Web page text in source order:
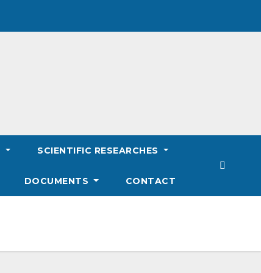
SCIENTIFIC RESEARCHES
DOCUMENTS CONTACT